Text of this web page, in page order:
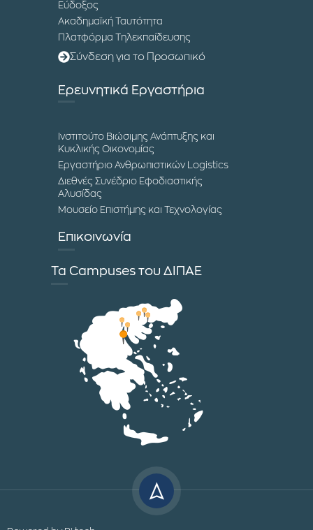
Εύδοξος
Ακαδημαϊκή Ταυτότητα
Πλατφόρμα Τηλεκπαίδευσης
Σύνδεση για το Προσωπικό
Ερευνητικά Εργαστήρια
Ινστιτούτο Βιώσιμης Ανάπτυξης και
Κυκλικής Οικονομίας
Εργαστήριο Ανθρωπιστικών Logistics
Διεθνές Συνέδριο Εφοδιαστικής
Αλυσίδας
Μουσείο Επιστήμης και Τεχνολογίας
Επικοινωνία
Τα Campuses του ΔΙΠΑΕ